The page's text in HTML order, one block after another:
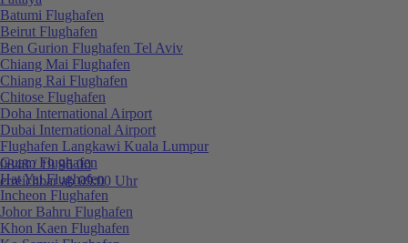
0848 / 19 96 00
erreichbar ab 09:00 Uhr
Batumi Flughafen
Beirut Flughafen
Ben Gurion Flughafen Tel Aviv
Chiang Mai Flughafen
Chiang Rai Flughafen
Chitose Flughafen
Doha International Airport
Dubai International Airport
Flughafen Langkawi Kuala Lumpur
Guam Flughafen
Hat Yai Flughafen
Incheon Flughafen
Johor Bahru Flughafen
Khon Kaen Flughafen